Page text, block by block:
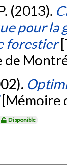
(2013).
pour la
forestier
de
[Mémoire
Disponible